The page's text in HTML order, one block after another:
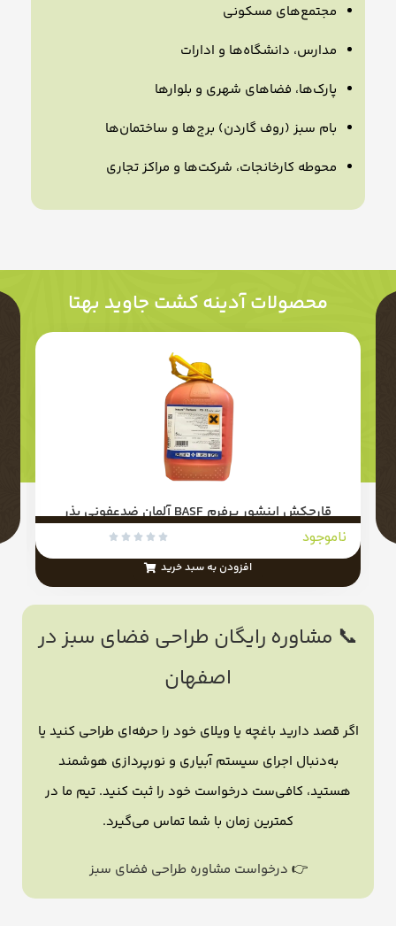
مجتمع‌های مسکونی
مدارس، دانشگاه‌ها و ادارات
پارک‌ها، فضاهای شهری و بلوارها
بام سبز (روف گاردن) برج‌ها و ساختمان‌ها
محوطه کارخانجات، شرکت‌ها و مراکز تجاری
محصولات آدینه کشت جاوید بهتا
قارچکش اینشور پرفرم BASF آلمان ضدعفونی بذر
ناموجود 




افزودن به سبد خرید
📞 مشاوره رایگان طراحی فضای سبز در
اصفهان
اگر قصد دارید باغچه یا ویلای خود را حرفه‌ای طراحی کنید یا
به‌دنبال اجرای سیستم آبیاری و نورپردازی هوشمند
هستید، کافی‌ست درخواست خود را ثبت کنید. تیم ما در
کمترین زمان با شما تماس می‌گیرد.
👉 درخواست مشاوره طراحی فضای سبز